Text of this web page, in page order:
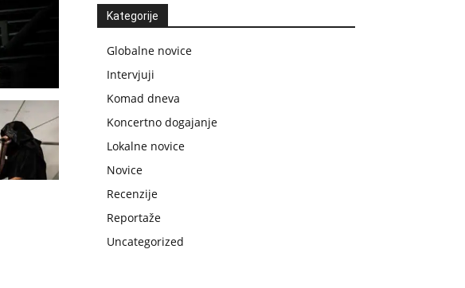
Kategorije
Globalne novice
Intervjuji
Komad dneva
Koncertno dogajanje
Lokalne novice
Novice
Recenzije
Reportaže
Uncategorized